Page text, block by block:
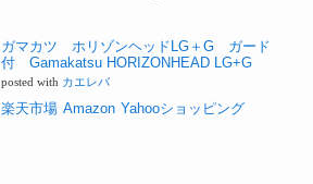
ガマカツ ホリゾンヘッドLG＋G ガード
付 Gamakatsu HORIZONHEAD LG+G
posted with カエレバ
楽天市場 Amazon Yahooショッピング